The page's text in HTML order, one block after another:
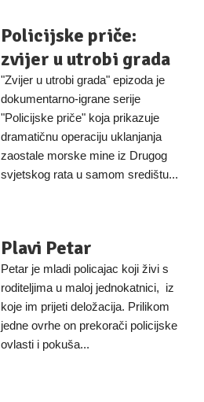
Policijske priče:
zvijer u utrobi grada
"Zvijer u utrobi grada" epizoda je
dokumentarno-igrane serije
"Policijske priče" koja prikazuje
dramatičnu operaciju uklanjanja
zaostale morske mine iz Drugog
svjetskog rata u samom središtu...
Plavi Petar
Petar je mladi policajac koji živi s
roditeljima u maloj jednokatnici, iz
koje im prijeti deložacija. Prilikom
jedne ovrhe on prekorači policijske
ovlasti i pokuša...